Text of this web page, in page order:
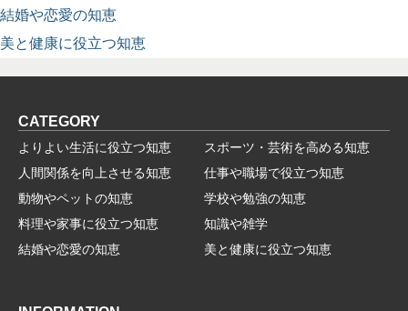
結婚や恋愛の知恵
美と健康に役立つ知恵
CATEGORY
よりよい生活に役立つ知恵
スポーツ・芸術を高める知恵
人間関係を向上させる知恵
仕事や職場で役立つ知恵
動物やペットの知恵
学校や勉強の知恵
料理や家事に役立つ知恵
知識や雑学
結婚や恋愛の知恵
美と健康に役立つ知恵